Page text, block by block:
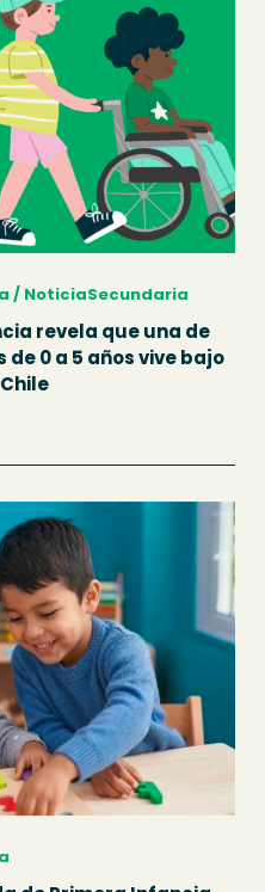
/ NoticiaSecundaria
revela que una de
0 a 5 años vive bajo